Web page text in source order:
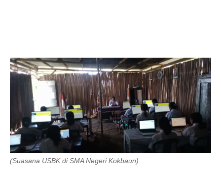
(Suasana USBK di SMA Negeri Kokbaun)